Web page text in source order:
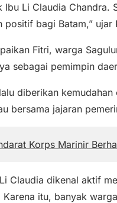
Ibu Li Claudia
bagi Batam,” ujar
Fitri, warga
sebagai pemimpin
diberikan
bersama jajaran
Korps Marinir
Claudia dikenal aktif
itu, banyak